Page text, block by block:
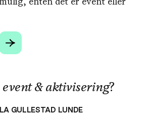
event & aktivisering?
GULLESTAD LUNDE